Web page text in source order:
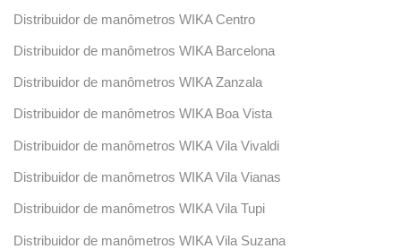
Distribuidor de manômetros WIKA Centro
Distribuidor de manômetros WIKA Barcelona
Distribuidor de manômetros WIKA Zanzala
Distribuidor de manômetros WIKA Boa Vista
Distribuidor de manômetros WIKA Vila Vivaldi
Distribuidor de manômetros WIKA Vila Vianas
Distribuidor de manômetros WIKA Vila Tupi
Distribuidor de manômetros WIKA Vila Suzana